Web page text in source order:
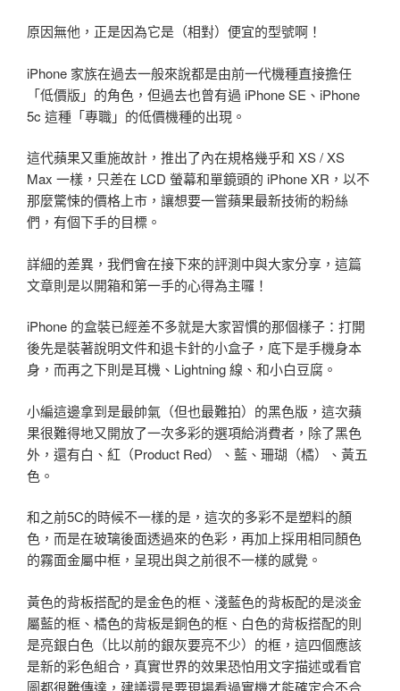
原因無他，正是因為它是（相對）便宜的型號啊！
iPhone 家族在過去一般來說都是由前一代機種直接擔任
「低價版」的角色，但過去也曾有過 iPhone SE、iPhone
5c 這種「專職」的低價機種的出現。
這代蘋果又重施故計，推出了內在規格幾乎和 XS / XS
Max 一樣，只差在 LCD 螢幕和單鏡頭的 iPhone XR，以不
那麼驚悚的價格上市，讓想要一嘗蘋果最新技術的粉絲
們，有個下手的目標。
詳細的差異，我們會在接下來的評測中與大家分享，這篇
文章則是以開箱和第一手的心得為主囉！
iPhone 的盒裝已經差不多就是大家習慣的那個樣子：打開
後先是裝著說明文件和退卡針的小盒子，底下是手機身本
身，而再之下則是耳機、Lightning 線、和小白豆腐。
小編這邊拿到是最帥氣（但也最難拍）的黑色版，這次蘋
果很難得地又開放了一次多彩的選項給消費者，除了黑色
外，還有白、紅（Product Red）、藍、珊瑚（橘）、黃五
色。
和之前5C的時候不一樣的是，這次的多彩不是塑料的顏
色，而是在玻璃後面透過來的色彩，再加上採用相同顏色
的霧面金屬中框，呈現出與之前很不一樣的感覺。
黃色的背板搭配的是金色的框、淺藍色的背板配的是淡金
屬藍的框、橘色的背板是銅色的框、白色的背板搭配的則
是亮銀白色（比以前的銀灰要亮不少）的框，這四個應該
是新的彩色組合，真實世界的效果恐怕用文字描述或看官
圖都很難傳達，建議還是要現場看過實機才能確定合不合